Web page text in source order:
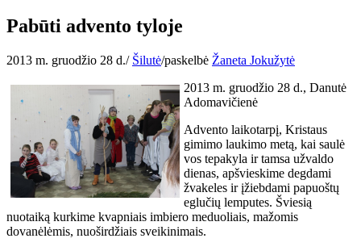
Pabūti advento tyloje
2013 m. gruodžio 28 d./ Šilutė/paskelbė Žaneta Jokužytė
2013 m. gruodžio 28 d., Danutė
Adomavičienė
Advento laikotarpį, Kristaus
gimimo laukimo metą, kai saulė
vos tepakyla ir tamsa užvaldo
dienas, apšvieskime degdami
žvakeles ir įžiebdami papuoštų
eglučių lemputes. Šviesią
nuotaiką kurkime kvapniais imbiero meduoliais, mažomis
dovanėlėmis, nuoširdžiais sveikinimais.